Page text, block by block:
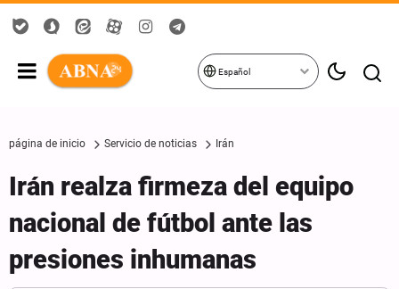
Español
página de inicio Servicio de noticias Irán
Irán realza firmeza del equipo
nacional de fútbol ante las
presiones inhumanas